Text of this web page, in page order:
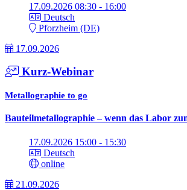
17.09.2026 08:30 - 16:00
Deutsch
Pforzheim (DE)
17.09.2026
Kurz-Webinar
Metallographie to go
Bauteilmetallographie – wenn das Labor
17.09.2026 15:00 - 15:30
Deutsch
online
21.09.2026